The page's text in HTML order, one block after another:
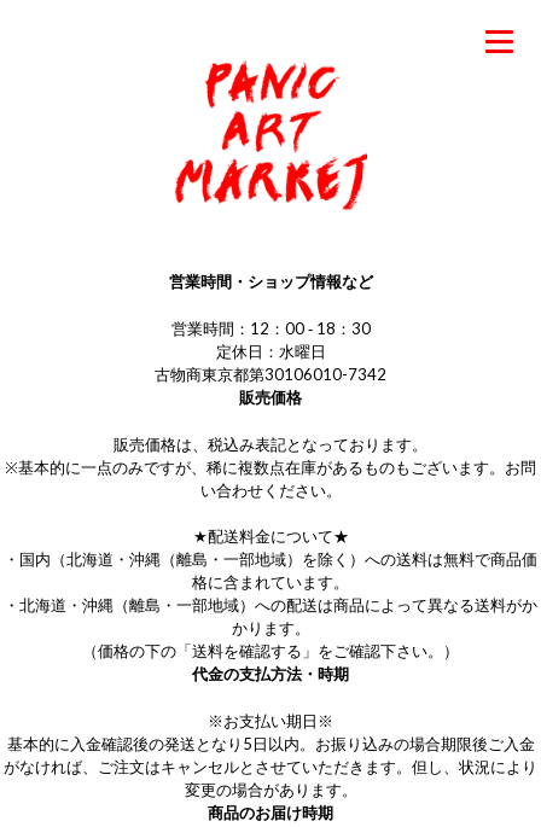
営業時間・ショップ情報など
営業時間：12：00 ‐ 18：30
定休日：水曜日
古物商東京都第30106010-7342
販売価格
販売価格は、税込み表記となっております。
※基本的に一点のみですが、稀に複数点在庫があるものもございます。お問
い合わせください。
★配送料金について★
・国内（北海道・沖縄（離島・一部地域）を除く）への送料は無料で商品価
格に含まれています。
・北海道・沖縄（離島・一部地域）への配送は商品によって異なる送料がか
かります。
（価格の下の「送料を確認する」をご確認下さい。）
代金の支払方法・時期
※お支払い期日※
基本的に入金確認後の発送となり5日以内。お振り込みの場合期限後ご入金
がなければ、ご注文はキャンセルとさせていただきます。但し、状況により
変更の場合があります。
商品のお届け時期